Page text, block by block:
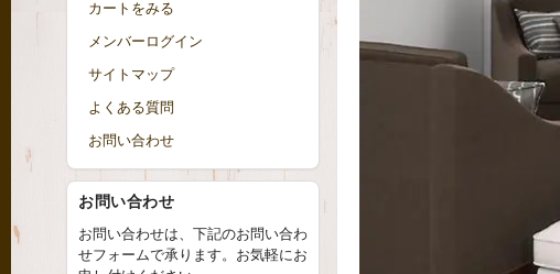
カートをみる
メンバーログイン
サイトマップ
よくある質問
お問い合わせ
お問い合わせ
お問い合わせは、下記のお問い合わ
せフォームで承ります。お気軽にお